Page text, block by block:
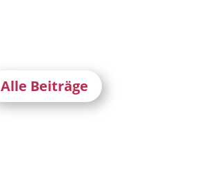
Alle Beiträge